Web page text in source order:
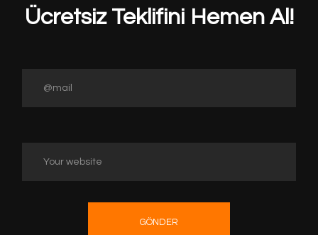
Ücretsiz Teklifini Hemen Al!
GÖNDER